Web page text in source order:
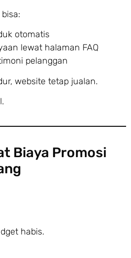
otomatis
lewat halaman FAQ
pelanggan
website tetap jualan.
Biaya Promosi
habis.